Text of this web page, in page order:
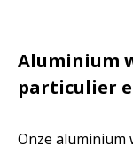
Aluminium
particulier
Onze aluminium